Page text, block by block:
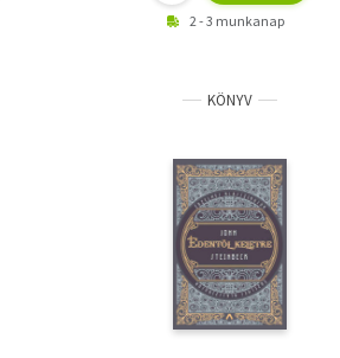
2 - 3 munkanap
KÖNYV